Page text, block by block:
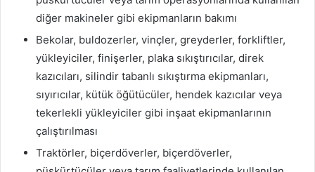
diğer makineler gibi ekipmanların bakımı
Bekolar, buldozerler, vinçler, greyderler, forkliftler,
yükleyiciler, finişerler, plaka sıkıştırıcılar, direk
kazıcıları, silindir tabanlı sıkıştırma ekipmanları,
sıyırıcılar, kütük öğütücüler, hendek kazıcılar veya
tekerlekli yükleyiciler gibi inşaat ekipmanlarının
çalıştırılması
Traktörler, biçerdöverler, biçerdöverler,